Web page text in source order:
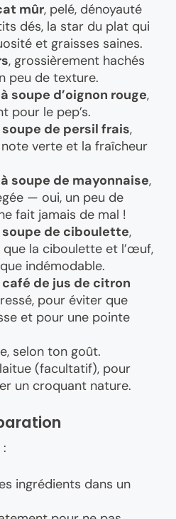
mûr, pelé, dénoyauté
dés, la star du plat qui
et graisses saines.
, grossièrement hachés
peu de texture.
soupe d’oignon rouge,
pour le pep’s.
soupe de persil frais,
verte et la fraîcheur
soupe de mayonnaise,
— oui, un peu de
fait jamais de mal !
soupe de ciboulette,
que la ciboulette et l’œuf,
indémodable.
café de jus de citron
pour éviter que
et pour une pointe
selon ton goût.
(facultatif), pour
un croquant nature.
ingrédients dans un